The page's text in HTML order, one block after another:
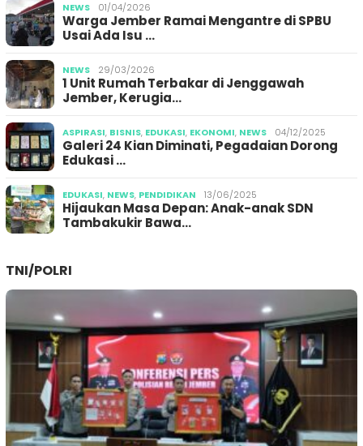
NEWS 01/04/2026
Warga Jember Ramai Mengantre di SPBU
Usai Ada Isu …
NEWS 29/03/2026
1 Unit Rumah Terbakar di Jenggawah
Jember, Kerugia…
ASPIRASI, BISNIS, EDUKASI, EKONOMI, NEWS 04/12/2025
Galeri 24 Kian Diminati, Pegadaian Dorong
Edukasi …
EDUKASI, NEWS, PENDIDIKAN 13/06/2025
Hijaukan Masa Depan: Anak-anak SDN
Tambakukir Bawa…
TNI/POLRI